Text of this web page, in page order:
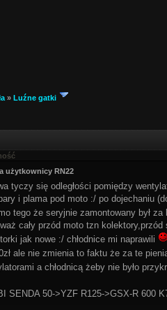
» Luźne gatki
użytkownicy RN22
tyczy się odległości pomiędzy
i plama pod moto :/ po dojechaniu
tego że seryjnie zamontowany był
cały przód moto tzn
jak nowe :/ chłodnice mi naprawili
ale nie zmienia to faktu że za te
a chłodnicą żeby nie było
SENDA 50->YZF R125->GSX-R 600